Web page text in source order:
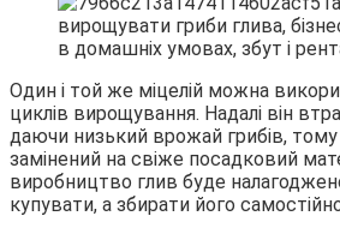
Один і той же міцелій можна
циклів вирощування. Надалі він
даючи низький врожай грибів,
замінений на свіже посадковий
виробництво глив буде
купувати, а збирати його